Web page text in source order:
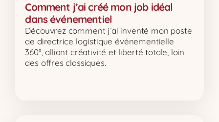
Comment j’ai créé mon job idéal
dans événementiel
Découvrez comment j’ai inventé mon poste
de directrice logistique événementielle
360°, alliant créativité et liberté totale, loin
des offres classiques.